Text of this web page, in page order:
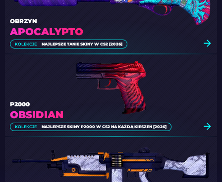
APOCALYPTO
OBRZYN
KOLEKCJE NAJLEPSZE TANIE SKINY W CS2 [2026]
OBSIDIAN
P2000
KOLEKCJE NAJLEPSZE SKINY P2000 W CS2 NA KAŻDĄ KIESZEŃ [2026]